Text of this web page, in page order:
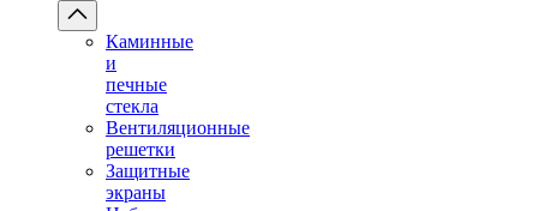
Каминные
и
печные
стекла
Вентиляционные
решетки
Защитные
экраны